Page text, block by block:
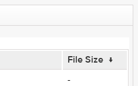
File Size ↓
-